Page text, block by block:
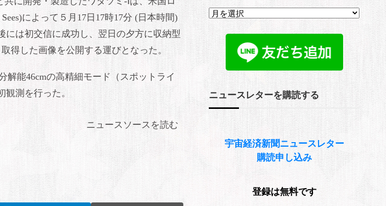
によって５月17日17時17分 (日本時間)
には初交信に成功し、翌日の夕方に収納型
得した画像を公開する運びとなった。
解能46cmの高精細モード（スポットライ
観測を行った。
ニュースソースを読む
ア
ー
カ
イ
ニュースレターを購読する
宇宙経済新聞ニュースレター
購読申し込み
登録は無料です